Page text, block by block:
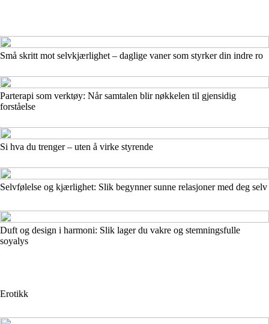
Små skritt mot selvkjærlighet – daglige vaner som styrker din indre ro
Parterapi som verktøy: Når samtalen blir nøkkelen til gjensidig
forståelse
Si hva du trenger – uten å virke styrende
Selvfølelse og kjærlighet: Slik begynner sunne relasjoner med deg selv
Duft og design i harmoni: Slik lager du vakre og stemningsfulle
soyalys
Erotikk